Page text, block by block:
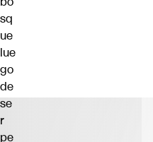
sq
ue
lue
go
de
se
r
pe